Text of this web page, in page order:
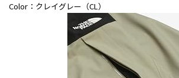
Color：クレイグレー（CL）